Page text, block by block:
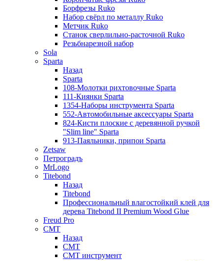
Борфрезы Ruko
Набор свёрл по металлу Ruko
Метчик Ruko
Станок сверлильно-расточной Ruko
Резьбнарезной набор
Sola
Sparta
Назад
Sparta
108-Молотки рихтовочные Sparta
111-Киянки Sparta
1354-Наборы инструмента Sparta
552-Автомобильные аксессуары Sparta
824-Кисти плоские с деревянной ручкой
"Slim line" Sparta
913-Паяльники, припои Sparta
Zetsaw
Петроградъ
MrLogo
Titebond
Назад
Titebond
Профессиональный влагостойкий клей для
дерева Titebond II Premium Wood Glue
Freud Pro
CMT
Назад
CMT
CMT инструмент